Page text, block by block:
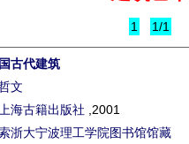
1 1/1
古代建筑
文
上海古籍出版社
,2001
浙大宁波理工学院图书馆馆藏